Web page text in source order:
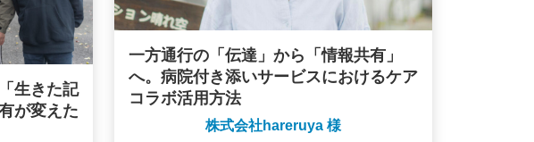
生きた記
が変えた
一方通行の「伝達」から「情報共有」
へ。病院付き添いサービスにおけるケア
コラボ活用方法
株式会社hareruya 様